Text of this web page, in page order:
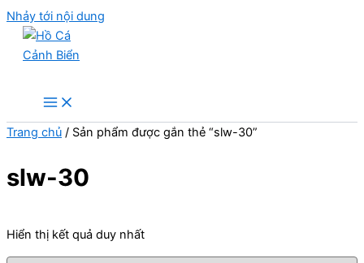
Nhảy tới nội dung
Trang chủ / Sản phẩm được gắn thẻ “slw-30”
slw-30
Hiển thị kết quả duy nhất